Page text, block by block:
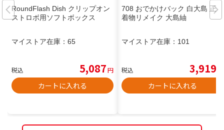
RoundFlash Dish クリップオン
ストロボ用ソフトボックス
マイストア在庫： 65
税込 5,087円
カートに入れる
708 おでかけバック 白大島 正絹
着物リメイク 大島紬
マイストア在庫： 101
税込 3,919
カートに入れる